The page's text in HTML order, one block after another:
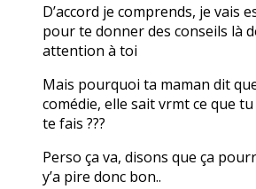
D’accord je comprends, je vais
pour te donner des conseils là
attention à toi
Mais pourquoi ta maman dit
comédie, elle sait vrmt ce que
te fais ???
Perso ça va, disons que ça
y’a pire donc bon..